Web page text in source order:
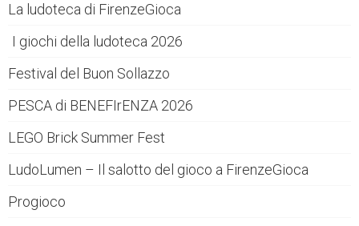
La ludoteca di FirenzeGioca
I giochi della ludoteca 2026
Festival del Buon Sollazzo
PESCA di BENEFIrENZA 2026
LEGO Brick Summer Fest
LudoLumen – Il salotto del gioco a FirenzeGioca
Progioco